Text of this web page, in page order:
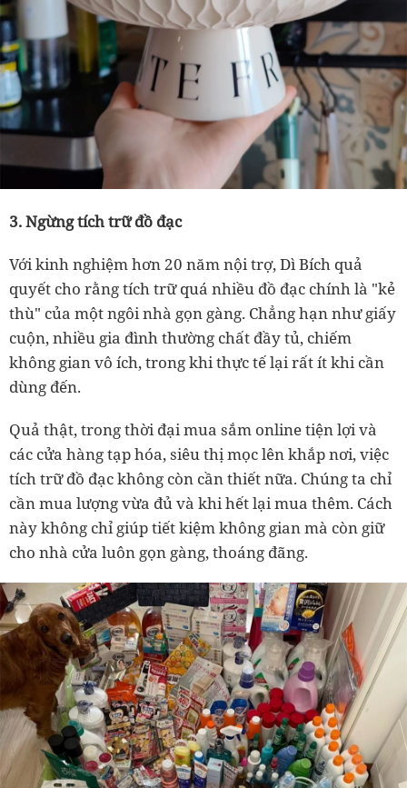
3. Ngừng tích trữ đồ đạc
Với kinh nghiệm hơn 20 năm nội trợ,DìBích quả
quyết cho rằng tích trữ quá nhiều đồ đạc chính là "kẻ
thù" của một ngôi nhà gọn gàng. Chẳng hạn như giấy
cuộn, nhiều gia đình thường chất đầy tủ, chiếm
không gian vô ích, trong khi thực tế lại rất ít khi cần
dùng đến.
Quả thật, trong thời đại mua sắm online tiện lợi và
các cửa hàng tạp hóa, siêu thị mọc lên khắp nơi, việc
tích trữ đồ đạc không còn cần thiết nữa. Chúng ta chỉ
cần mua lượng vừa đủ và khi hết lại mua thêm. Cách
này không chỉ giúp tiết kiệm không gian mà còn giữ
cho nhà cửa luôn gọn gàng, thoáng đãng.